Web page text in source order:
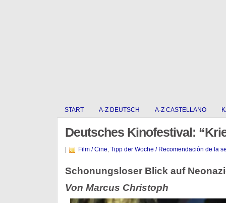
START A-Z DEUTSCH A-Z CASTELLANO
Deutsches Kinofestival:
Film / Cine, Tipp der Woche / Recomendación de la
Schonungsloser Blick auf
Von Marcus Christoph